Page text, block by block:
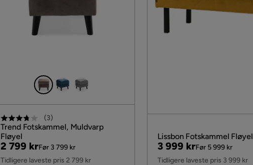
(3)
Trend Fotskammel, Muldvarp
Fløyel
Pris
2 799 kr
Original
Pris
Før 3 799 kr
Tidligere laveste pris 2 799 kr
Lissbon Fotskammel
Pris
3 999 kr
Original
Pris
Før 5 999 kr
Tidligere laveste pris 3 999 kr